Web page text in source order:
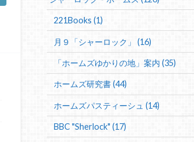
221Books (1)
月９「シャーロック」 (16)
「ホームズゆかりの地」案内 (35)
ホームズ研究書 (44)
ホームズパスティーシュ (14)
BBC "Sherlock" (17)